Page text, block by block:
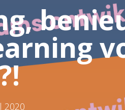
2020